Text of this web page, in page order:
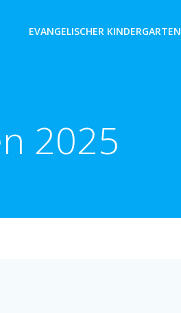
EVANGELISCHER KINDERGARTEN
2025